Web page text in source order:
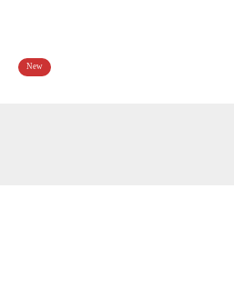
New